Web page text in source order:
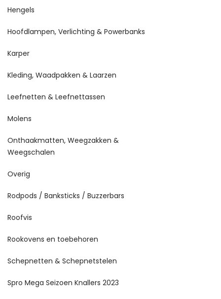
Hengels
Hoofdlampen, Verlichting & Powerbanks
Karper
Kleding, Waadpakken & Laarzen
Leefnetten & Leefnettassen
Molens
Onthaakmatten, Weegzakken &
Weegschalen
Overig
Rodpods / Banksticks / Buzzerbars
Roofvis
Rookovens en toebehoren
Schepnetten & Schepnetstelen
Spro Mega Seizoen Knallers 2023